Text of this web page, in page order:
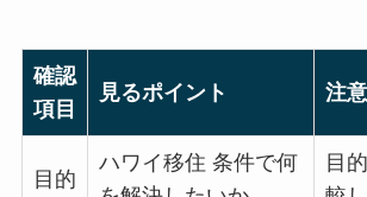
確認
項目
見るポイント 注
目的
ハワイ移住 条件で何
目